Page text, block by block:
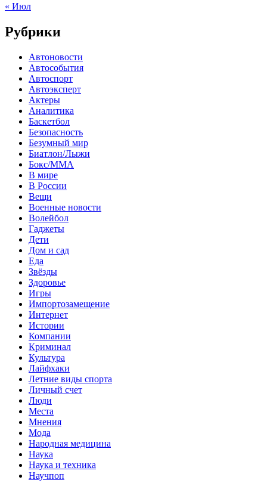
« Июл
Рубрики
Автоновости
Автособытия
Автоспорт
Автоэксперт
Актеры
Аналитика
Баскетбол
Безопасность
Безумный мир
Биатлон/Лыжи
Бокс/MMA
В мире
В России
Вещи
Военные новости
Волейбол
Гаджеты
Дети
Дом и сад
Еда
Звёзды
Здоровье
Игры
Импортозамещение
Интернет
Истории
Компании
Криминал
Культура
Лайфхаки
Летние виды спорта
Личный счет
Люди
Места
Мнения
Мода
Народная медицина
Наука
Наука и техника
Научпоп